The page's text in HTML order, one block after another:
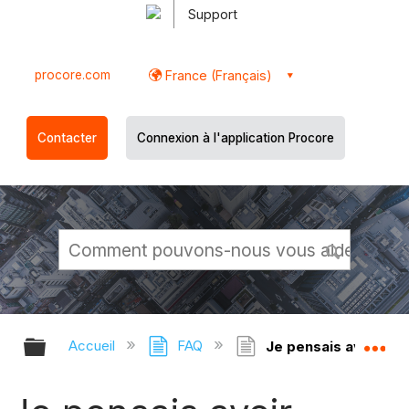
Support
procore.com France (Français)
Contacter Connexion à l'application Procore
Développer/réduire la hiérarchie
Accueil FAQ Je pensais avoir